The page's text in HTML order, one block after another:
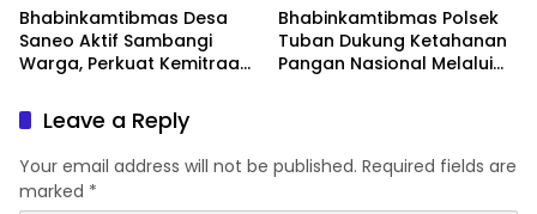
Bhabinkamtibmas Desa
Saneo Aktif Sambangi
Warga, Perkuat Kemitraan
Kamtibmas
Bhabinkamtibmas Polsek
Tuban Dukung Ketahanan
Pangan Nasional Melalui
Leave a Reply
Your email address will not be published. Required fields are
marked *